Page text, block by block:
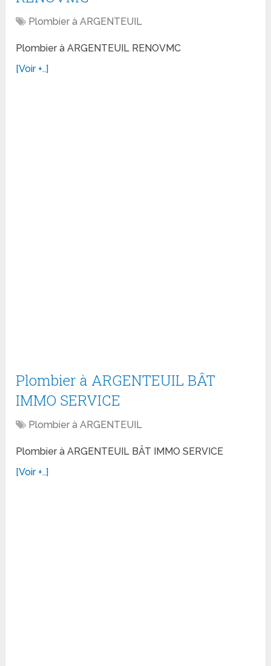
Plombier à ARGENTEUIL
Plombier à ARGENTEUIL RENOVMC
[Voir +..]
Plombier à ARGENTEUIL BÂT
IMMO SERVICE
Plombier à ARGENTEUIL
Plombier à ARGENTEUIL BÂT IMMO SERVICE
[Voir +..]